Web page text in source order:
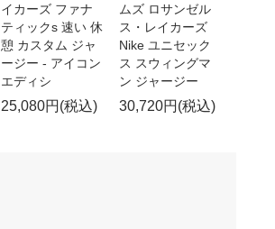
イカーズ ファナ
ティックs 速い 休
憩 カスタム ジャ
ージー - アイコン
エディシ
25,080円(税込)
ムズ ロサンゼル
ス・レイカーズ
Nike ユニセック
ス スウィングマ
ン ジャージー
30,720円(税込)